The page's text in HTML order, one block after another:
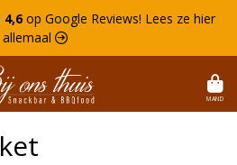
4,6op Google Reviews! Lees ze hier
allemaal 
MAND